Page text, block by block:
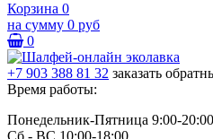
Корзина 0
на сумму 0 руб
0
+7 903 388 81 32 заказать
Время работы:
Понедельник-Пятница 9:00-20:00
Сб - ВС 10:00-18:00